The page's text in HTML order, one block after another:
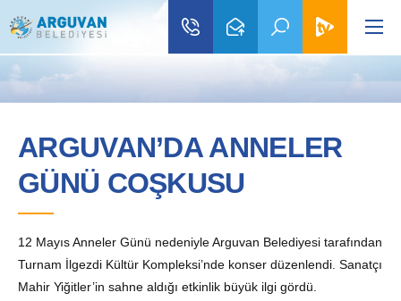
ARGUVAN’DA ANNELER
GÜNÜ COŞKUSU
12 Mayıs Anneler Günü nedeniyle Arguvan Belediyesi tarafından
Turnam İlgezdi Kültür Kompleksi’nde konser düzenlendi. Sanatçı
Mahir Yiğitler’in sahne aldığı etkinlik büyük ilgi gördü.